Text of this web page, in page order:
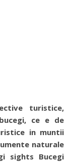
turistice,
ce e de
in muntii
naturale
sights Bucegi